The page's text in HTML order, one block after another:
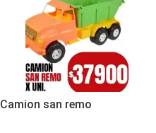
Camion san remo